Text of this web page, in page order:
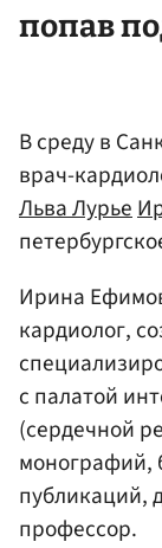
попав
В среду в
врач-
Льва Лурье
Ирина
кардиолог,
с палатой
(сердечной
монографий,
публикаций,
профессор.